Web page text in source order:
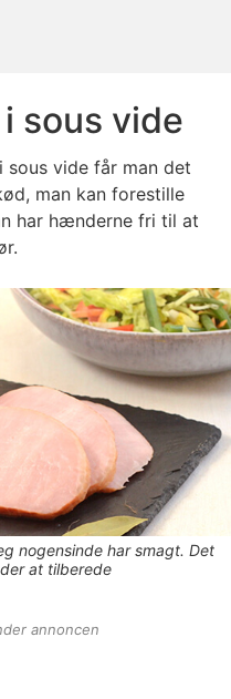
sous vide
sous vide får man det
man kan forestille
har hænderne fri til at
nogensinde har smagt. Det
at tilberede
annoncen